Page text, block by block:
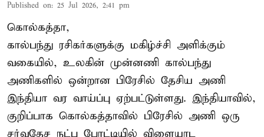
Published on: 25 Jul 2026, 2:41 pm
கொல்கத்தா,
கால்பந்து ரசிகர்களுக்கு மகிழ்ச்சி அளிக்கும்
வகையில், உலகின் முன்னணி கால்பந்து
அணிகளில் ஒன்றான பிரேசில் தேசிய அணி
இந்தியா வர வாய்ப்பு ஏற்பட்டுள்ளது. இந்தியாவில்,
குறிப்பாக கொல்கத்தாவில் பிரேசில் அணி ஒரு
சர்வதேச நட்பு போட்டியில் விளையாட